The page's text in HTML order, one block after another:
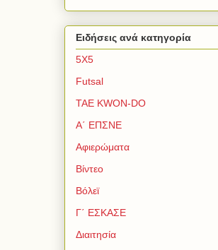
Ειδήσεις ανά κατηγορία
5Χ5
Futsal
TAE KWON-DO
Α΄ ΕΠΣΝΕ
Αφιερώματα
Βίντεο
Βόλεϊ
Γ΄ ΕΣΚΑΣΕ
Διαιτησία